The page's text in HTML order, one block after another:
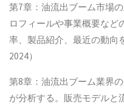
第7章：油流出ブーム市場
ロフィールや事業概要など
率、製品紹介、最近の動向
2024）
第8章：油流出ブーム業界
が分析する。販売モデルと